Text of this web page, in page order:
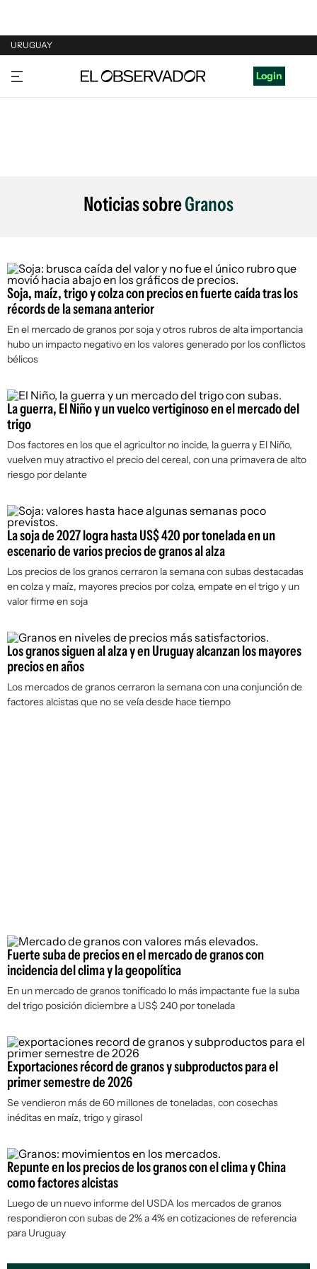
URUGUAY
URUGUAY
ARGENTINA
Login
Noticias sobreGranos
Soja, maíz, trigo y colza con precios en fuerte caída tras los
récords de la semana anterior
En el mercado de granos por soja y otros rubros de alta importancia
hubo un impacto negativo en los valores generado por los conflictos
bélicos
La guerra, El Niño y un vuelco vertiginoso en el mercado del
trigo
Dos factores en los que el agricultor no incide, la guerra y El Niño,
vuelven muy atractivo el precio del cereal, con una primavera de alto
riesgo por delante
La soja de 2027 logra hasta US$ 420 por tonelada en un
escenario de varios precios de granos al alza
Los precios de los granos cerraron la semana con subas destacadas
en colza y maíz, mayores precios por colza, empate en el trigo y un
valor firme en soja
Los granos siguen al alza y en Uruguay alcanzan los mayores
precios en años
Los mercados de granos cerraron la semana con una conjunción de
factores alcistas que no se veía desde hace tiempo
Fuerte suba de precios en el mercado de granos con
incidencia del clima y la geopolítica
En un mercado de granos tonificado lo más impactante fue la suba
del trigo posición diciembre a US$ 240 por tonelada
Exportaciones récord de granos y subproductos para el
primer semestre de 2026
Se vendieron más de 60 millones de toneladas, con cosechas
inéditas en maíz, trigo y girasol
Repunte en los precios de los granos con el clima y China
como factores alcistas
Luego de un nuevo informe del USDA los mercados de granos
respondieron con subas de 2% a 4% en cotizaciones de referencia
para Uruguay